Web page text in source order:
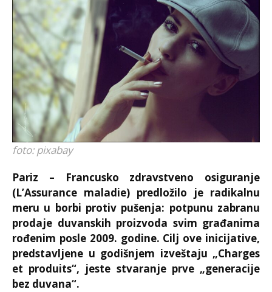
foto: pixabay
Pariz – Francusko zdravstveno osiguranje
(L’Assurance maladie) predložilo je radikalnu
meru u borbi protiv pušenja: potpunu zabranu
prodaje duvanskih proizvoda svim građanima
rođenim posle 2009. godine. Cilj ove inicijative,
predstavljene u godišnjem izveštaju „Charges
et produits“, jeste stvaranje prve „generacije
bez duvana“.